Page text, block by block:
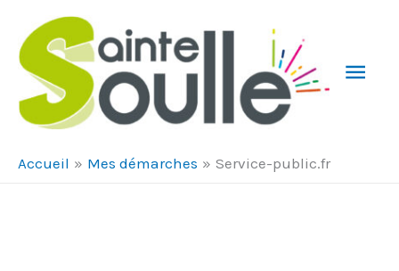
Accueil Mes démarches Service-public.fr